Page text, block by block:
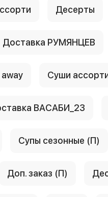
Десерты
Доставка РУМЯНЦЕВ
Суши
ВАСАБИ_23
Супы сезонные (П)
Доп. заказ (П)